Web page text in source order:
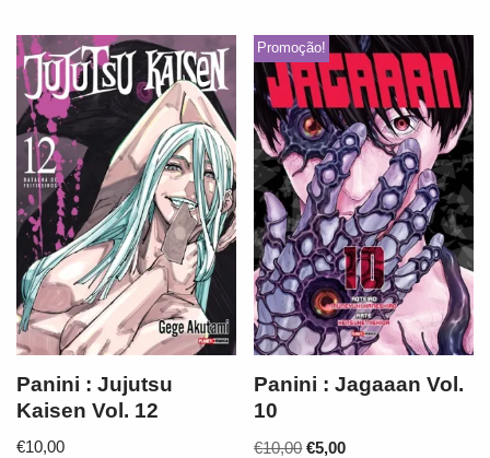
Panini : Jujutsu
Kaisen Vol. 12
€10,00
Promoção!
Panini : Jagaaan Vol.
10
€10,00 €5,00